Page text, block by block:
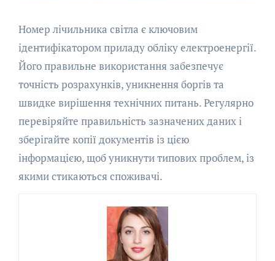
Номер лічильника світла є ключовим
ідентифікатором приладу обліку електроенергії.
Його правильне використання забезпечує
точність розрахунків, уникнення боргів та
швидке вирішення технічних питань. Регулярно
перевіряйте правильність зазначених даних і
зберігайте копії документів із цією
інформацією, щоб уникнути типових проблем, із
якими стикаються споживачі.